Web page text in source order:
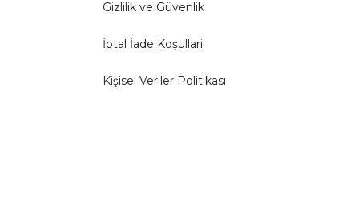
Gizlilik ve Güvenlik
İptal İade Koşullari
Kişisel Veriler Politikası